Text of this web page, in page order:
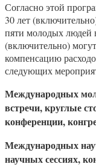
Согласно этой
30 лет
пяти молодых людей
(включительно)
компенсацию
следующих
Международных
встречи, круглые
конференции,
Международных
научных сессиях,